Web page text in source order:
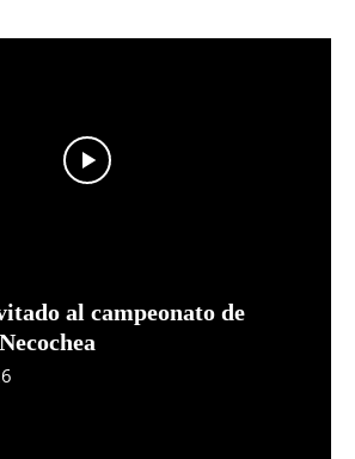
al campeonato de